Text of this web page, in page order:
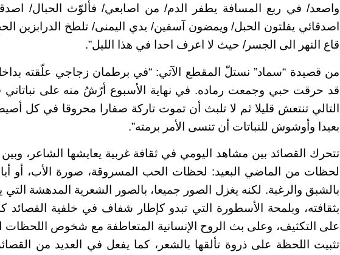
واصعد/ في ربع المسافة يطفر الدم/ من اصابعي/ فألوّث الحبال/
اصدقائي يفلتون الحبل/ ويمضون آسفين/ يدي اليمنى/ تلطخ الدرابزين
قاع النهر الى الجسر/ حيث لا اعرف احدا في هذا الليل”.
من قصيدة “سماد” نستلّ المقطع الآتي: “في برطمان زجاجي علّقته
قد حرقت حبي وجمعت رماده. في نهاية الأسبوع أرّشُ منه على نباتاتي
التالي تنتعش قليلا ثم لا تلبث أن تموت تاركة صفارا محروقا في كل
بعيدا وأوشوش للنباتات أن تنسى الأمر برمته”.
تتحرك القصائد بين مشاهد اليومي في ثقافة غربية يعايشها الشاعر،
لحظات من الماضي البعيد: لحظات الحب المسروقة، صورة الأب، أو
بالشبق والرغبة. لكنه يغزل الصور جميعا، بالصور الشعرية المدهشة
بثقافته، وبلمحة الأسطورة التي تبدو كإطار شفاف في خلفية القصائد
على التكثيف، وعلى بث الروح الإنسانية المتعاطفة مع شخوص اللحظات
تثبيت اللحظة على ذروة تألقها بالشعر، كما يفعل في العديد من